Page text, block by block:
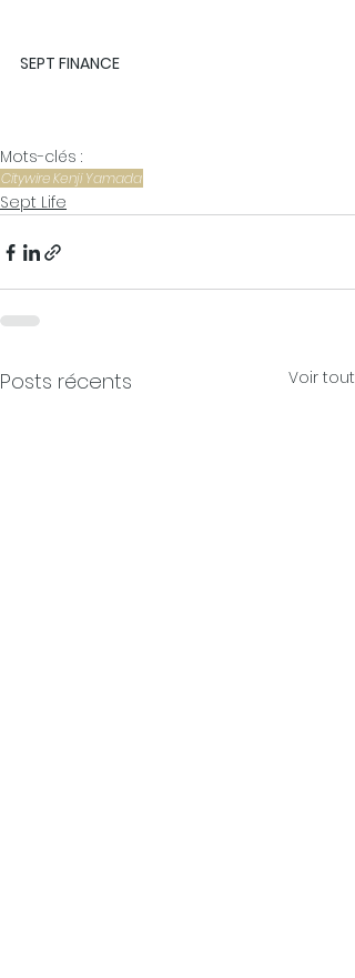
SEPT FINANCE
Mots-clés :
CitywireKenji Yamada
Sept Life
Posts récents Voir tout